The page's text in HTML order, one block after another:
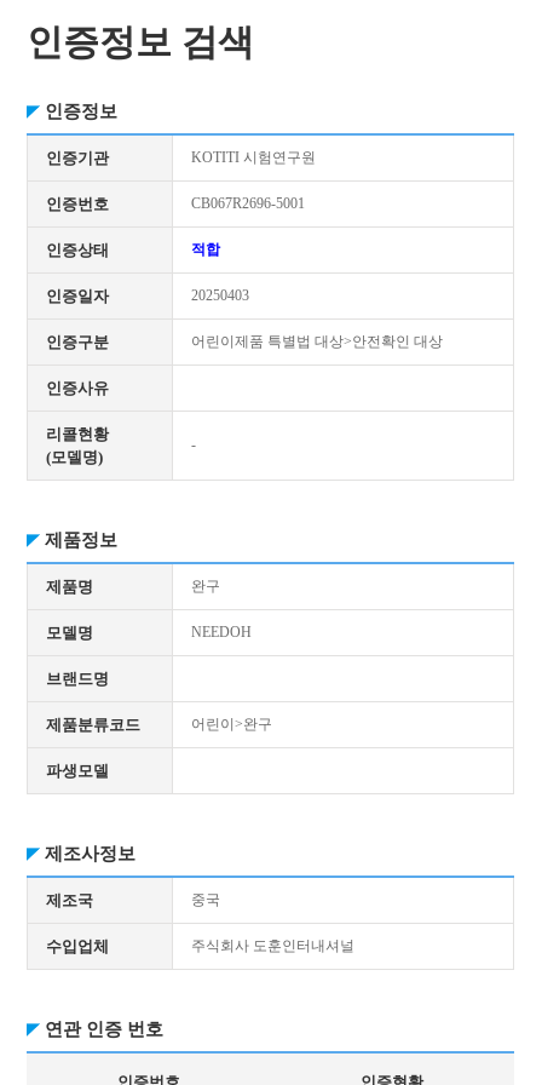
인증정보 검색
인증정보
인증기관 KOTITI 시험연구원
인증번호 CB067R2696-5001
인증상태 적합
인증일자 20250403
인증구분 어린이제품 특별법 대상>안전확인 대상
인증사유
리콜현황
(모델명)
-
제품정보
제품명 완구
모델명 NEEDOH
브랜드명
제품분류코드 어린이>완구
파생모델
제조사정보
제조국 중국
수입업체 주식회사 도훈인터내셔널
연관 인증 번호